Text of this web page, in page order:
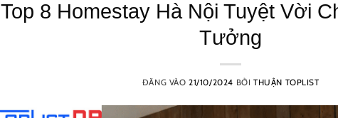
Top 8 Homestay Hà Nội Tuyệt Vời
Tưởng
ĐĂNG VÀO21/10/2024 BỞI THUẬN TOPLIST